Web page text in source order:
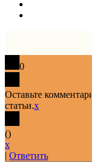
0
Оставьте
статьи.x
()
x
| Ответить